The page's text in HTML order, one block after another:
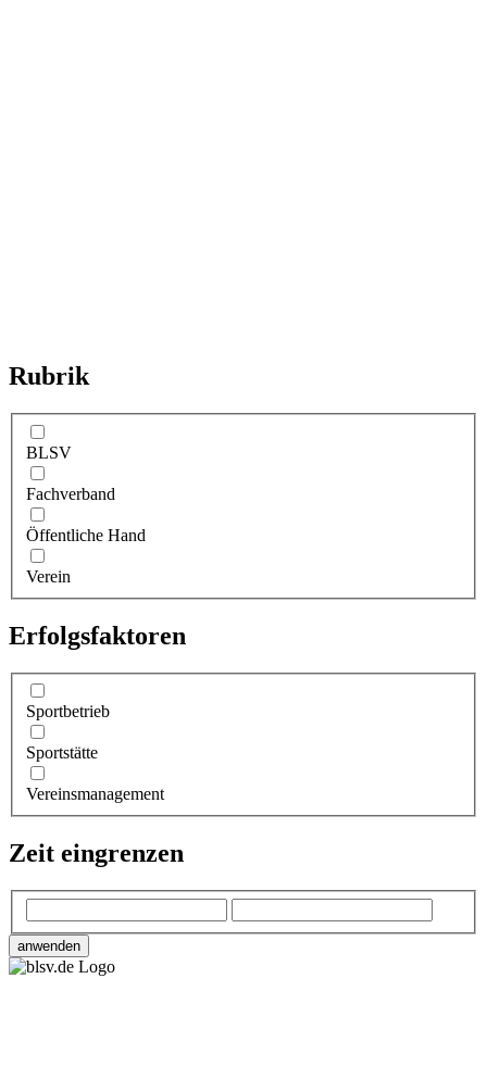
Rubrik
BLSV
Fachverband
Öffent­li­che Hand
Verein
Erfolgs­fak­to­ren
Sportbetrieb
Sportstätte
Vereinsmanagement
Zeit eingren­zen
anwenden